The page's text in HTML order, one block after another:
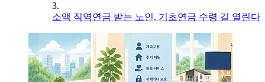
3.
소액 직역연금 받는 노인, 기초연금 수령 길 열린다